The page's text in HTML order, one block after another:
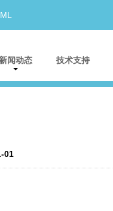
新闻动态 技术支持
01